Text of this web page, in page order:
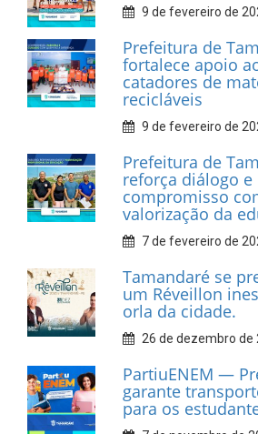
INFORMATIVOS
Prefeitura de
realiza entrega de
Associação dos
Car Service
10 de fevereiro de
Dia do Frevo:
cultural em
9 de fevereiro de
Prefeitura de
fortalece apoio
catadores de
recicláveis
9 de fevereiro de